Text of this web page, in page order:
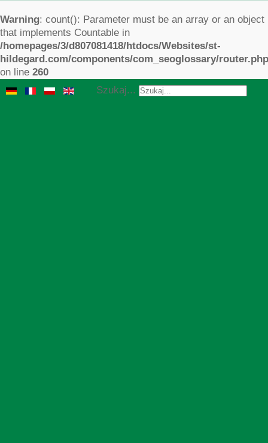
Warning: count(): Parameter must be an array or an object
that implements Countable in
/homepages/3/d807081418/htdocs/Websites/st-
hildegard.com/components/com_seoglossary/router.php
on line 260
Szukaj...